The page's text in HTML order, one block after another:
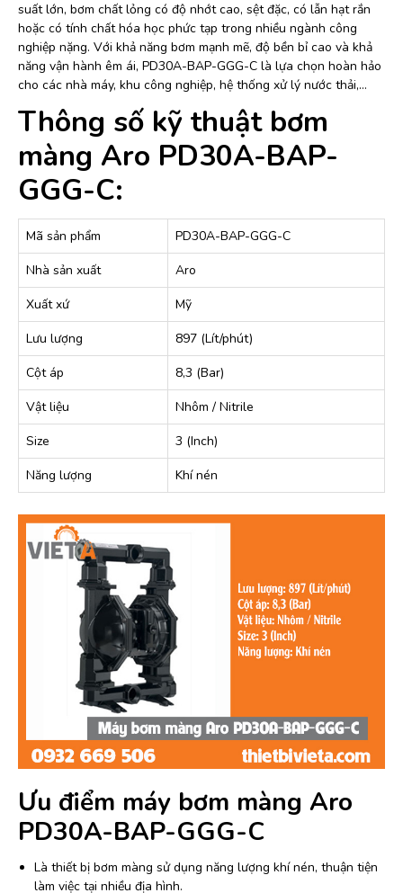
suất lớn, bơm chất lỏng có độ nhớt cao, sệt đặc, có lẫn hạt rắn
hoặc có tính chất hóa học phức tạp trong nhiều ngành công
nghiệp nặng. Với khả năng bơm mạnh mẽ, độ bền bỉ cao và khả
năng vận hành êm ái, PD30A-BAP-GGG-C là lựa chọn hoàn hảo
cho các nhà máy, khu công nghiệp, hệ thống xử lý nước thải,…
Thông số kỹ thuật bơm
màng Aro PD30A-BAP-
GGG-C:
Mã sản phẩm
PD30A-BAP-GGG-C
Nhà sản xuất
Aro
Xuất xứ
Mỹ
Lưu lượng
897 (Lít/phút)
Cột áp
8,3 (Bar)
Vật liệu
Nhôm / Nitrile
Size
3 (Inch)
Năng lượng
Khí nén
Ưu điểm máy bơm màng Aro
PD30A-BAP-GGG-C
Là thiết bị bơm màng sử dụng năng lượng khí nén, thuận tiện
làm việc tại nhiều địa hình.